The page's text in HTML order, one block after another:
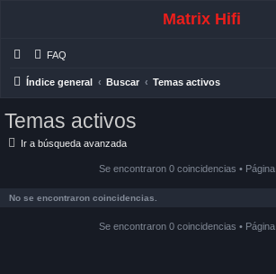
Matrix Hifi
FAQ
Índice general Buscar Temas activos
Temas activos
Ir a búsqueda avanzada
Se encontraron 0 coincidencias • Página
No se encontraron coincidencias.
Se encontraron 0 coincidencias • Página